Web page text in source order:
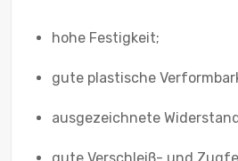
hohe Festigkeit;
gute plastische
ausgezeichnete